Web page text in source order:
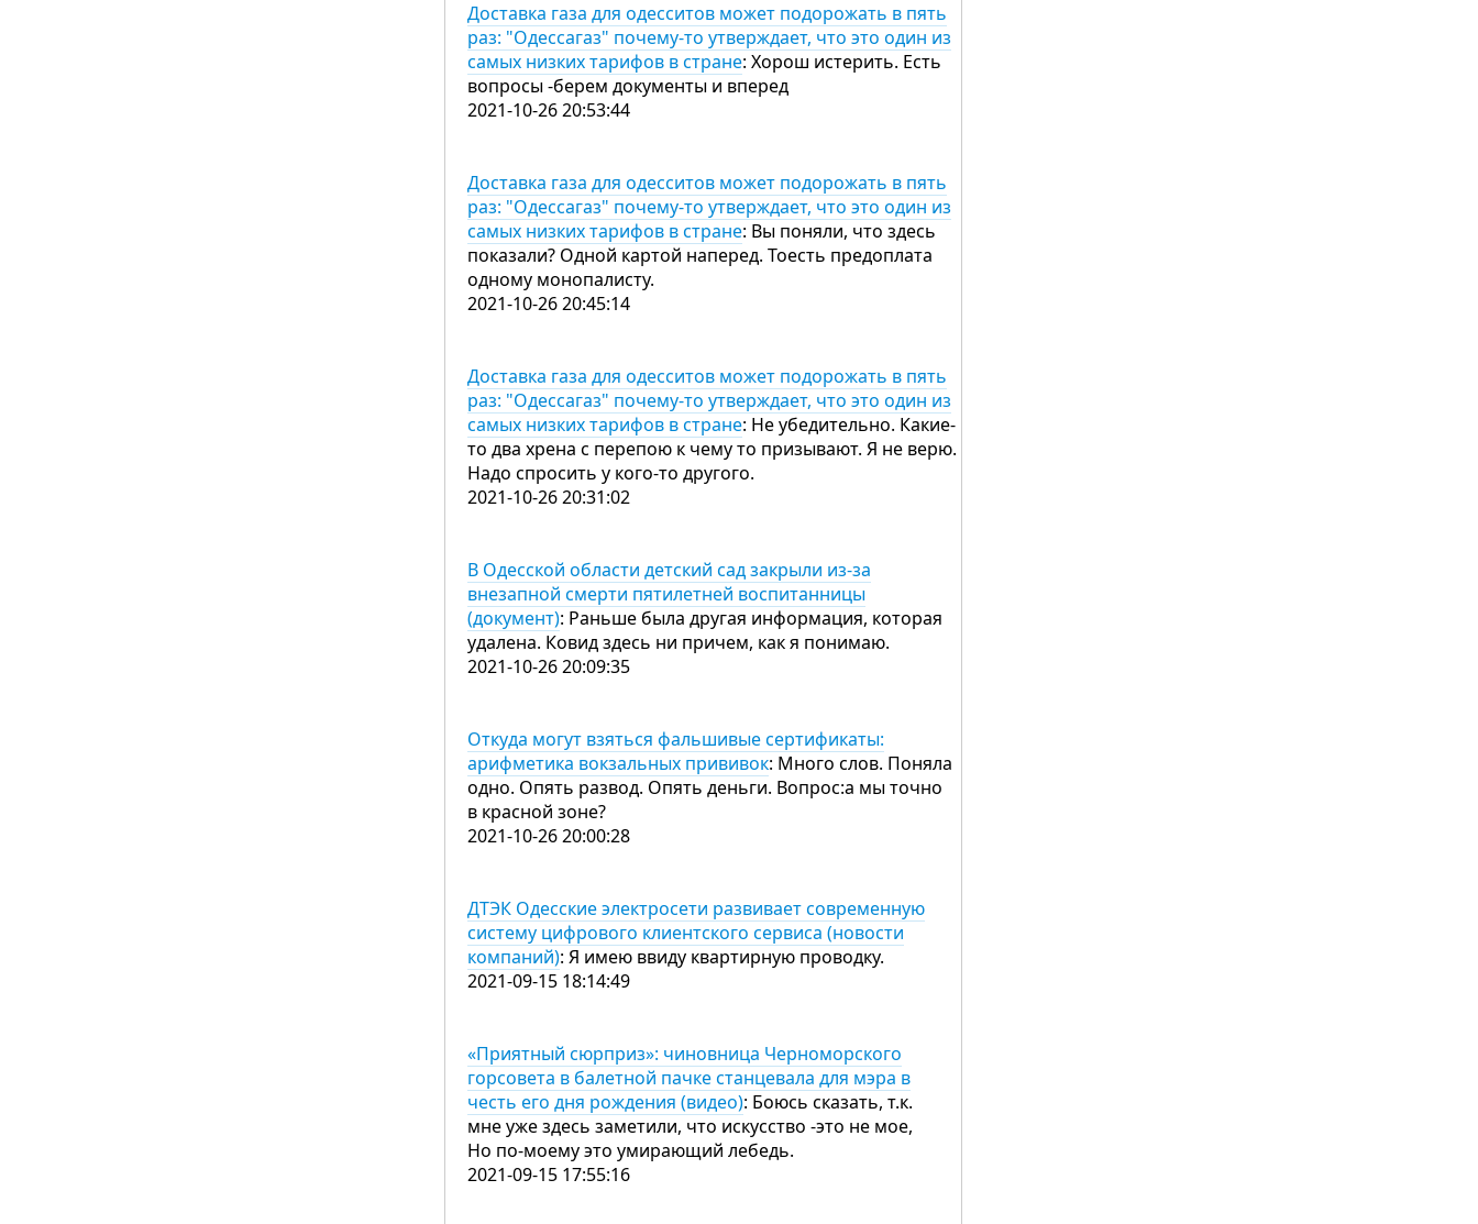
Доставка газа для одесситов может подорожать в пять
раз: "Одессагаз" почему-то утверждает, что это один из
самых низких тарифов в стране: Хорош истерить. Есть
вопросы -берем документы и вперед
2021-10-26 20:53:44
Доставка газа для одесситов может подорожать в пять
раз: "Одессагаз" почему-то утверждает, что это один из
самых низких тарифов в стране: Вы поняли, что здесь
показали? Одной картой наперед. Тоесть предоплата
одному монопалисту.
2021-10-26 20:45:14
Доставка газа для одесситов может подорожать в пять
раз: "Одессагаз" почему-то утверждает, что это один из
самых низких тарифов в стране: Не убедительно. Какие-
то два хрена с перепою к чему то призывают. Я не верю.
Надо спросить у кого-то другого.
2021-10-26 20:31:02
В Одесской области детский сад закрыли из-за
внезапной смерти пятилетней воспитанницы
(документ): Раньше была другая информация, которая
удалена. Ковид здесь ни причем, как я понимаю.
2021-10-26 20:09:35
Откуда могут взяться фальшивые сертификаты:
арифметика вокзальных прививок: Много слов. Поняла
одно. Опять развод. Опять деньги. Вопрос:а мы точно
в красной зоне?
2021-10-26 20:00:28
ДТЭК Одесские электросети развивает современную
систему цифрового клиентского сервиса (новости
компаний): Я имею ввиду квартирную проводку.
2021-09-15 18:14:49
«Приятный сюрприз»: чиновница Черноморского
горсовета в балетной пачке станцевала для мэра в
честь его дня рождения (видео): Боюсь сказать, т.к.
мне уже здесь заметили, что искусство -это не мое,
Но по-моему это умирающий лебедь.
2021-09-15 17:55:16